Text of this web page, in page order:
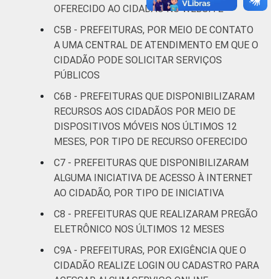
Estudos para o Desenvolvimento da
Pesquisa sobre o uso das tecnologias de
informação e comunicação no setor público
brasileiro - TIC Governo Eletrônico 2023.
OFERECIDO AO CIDADÃO NO WEBSITE
C5B - PREFEITURAS, POR MEIO DE CONTATO
A UMA CENTRAL DE ATENDIMENTO EM QUE O
CIDADÃO PODE SOLICITAR SERVIÇOS
PÚBLICOS
C6B - PREFEITURAS QUE DISPONIBILIZARAM
RECURSOS AOS CIDADÃOS POR MEIO DE
DISPOSITIVOS MÓVEIS NOS ÚLTIMOS 12
MESES, POR TIPO DE RECURSO OFERECIDO
C7 - PREFEITURAS QUE DISPONIBILIZARAM
ALGUMA INICIATIVA DE ACESSO À INTERNET
AO CIDADÃO, POR TIPO DE INICIATIVA
C8 - PREFEITURAS QUE REALIZARAM PREGÃO
ELETRÔNICO NOS ÚLTIMOS 12 MESES
C9A - PREFEITURAS, POR EXIGÊNCIA QUE O
CIDADÃO REALIZE LOGIN OU CADASTRO PARA